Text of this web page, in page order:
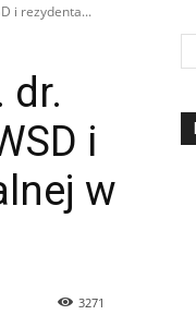
i rezydenta...
dr.
i
w
3271